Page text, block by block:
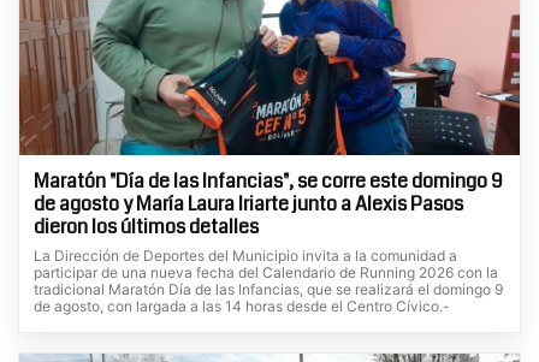
Maratón "Día de las Infancias", se corre este domingo 9
de agosto y María Laura Iriarte junto a Alexis Pasos
dieron los últimos detalles
La Dirección de Deportes del Municipio invita a la comunidad a
participar de una nueva fecha del Calendario de Running 2026 con la
tradicional Maratón Día de las Infancias, que se realizará el domingo 9
de agosto, con largada a las 14 horas desde el Centro Cívico.-